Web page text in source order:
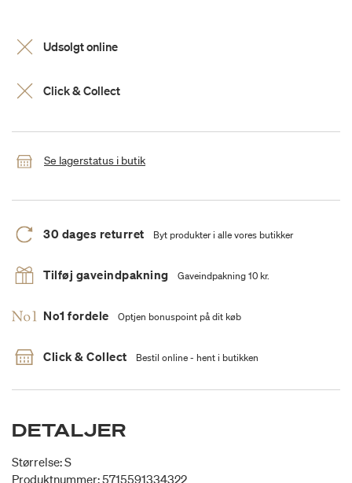
Udsolgt online
Click & Collect
Se lagerstatus i butik
30 dages returret Byt produkter i alle vores butikker
Tilføj gaveindpakning Gaveindpakning 10 kr.
No1 fordele Optjen bonuspoint på dit køb
Click & Collect Bestil online - hent i butikken
DETALJER
Størrelse: S
Produktnummer: 5715591334322